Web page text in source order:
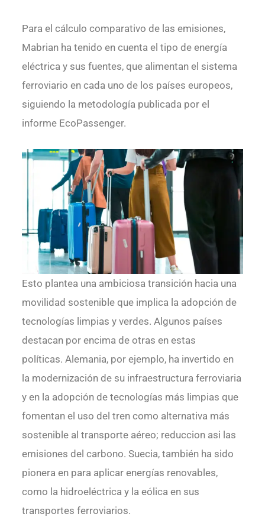
Para el cálculo comparativo de las emisiones,
Mabrian ha tenido en cuenta el tipo de energía
eléctrica y sus fuentes, que alimentan el sistema
ferroviario en cada uno de los países europeos,
siguiendo la metodología publicada por el
informe EcoPassenger.
Esto plantea una ambiciosa transición hacia una
movilidad sostenible que implica la adopción de
tecnologías limpias y verdes. Algunos países
destacan por encima de otras en estas
políticas. Alemania, por ejemplo, ha invertido en
la modernización de su infraestructura ferroviaria
y en la adopción de tecnologías más limpias que
fomentan el uso del tren como alternativa más
sostenible al transporte aéreo; reduccion asi las
emisiones del carbono. Suecia, también ha sido
pionera en para aplicar energías renovables,
como la hidroeléctrica y la eólica en sus
transportes ferroviarios.